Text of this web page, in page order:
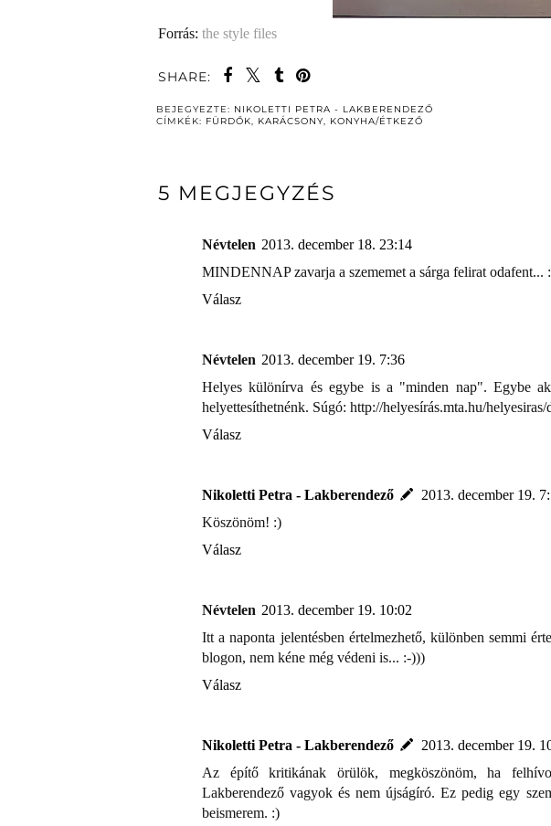
Forrás: the style files
SHARE:
BEJEGYEZTE: NIKOLETTI PETRA - LAKBERENDEZŐ
CÍMKÉK: FÜRDŐK, KARÁCSONY, KONYHA/ÉTKEZŐ
5 MEGJEGYZÉS
Névtelen 2013. december 18. 23:14
MINDENNAP zavarja a szememet a sárga felirat odafent...
Válasz
Névtelen 2013. december 19. 7:36
Helyes különírva és egybe is a "minden nap". Egybe
helyettesíthetnénk. Súgó: http://helyesírás.mta.hu/
Válasz
Nikoletti Petra - Lakberendező
2013. december 19.
Köszönöm! :)
Válasz
Névtelen 2013. december 19. 10:02
Itt a naponta jelentésben értelmezhető, különben semmi
blogon, nem kéne még védeni is... :-)))
Válasz
Nikoletti Petra - Lakberendező
2013. december 19.
Az építő kritikának örülök, megköszönöm, ha
Lakberendező vagyok és nem újságíró. Ez pedig egy
beismerem. :)